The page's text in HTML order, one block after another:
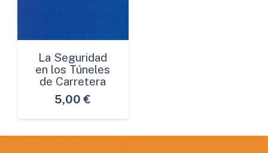
La Seguridad
en los Túneles
de Carretera
5,00 €